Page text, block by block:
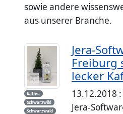
sowie andere
aus unserer Branche.
Kaffee
Schwarzwild
Schwarzwald
Jera-
Freiburg
lecker
13.12.2018
Jera-